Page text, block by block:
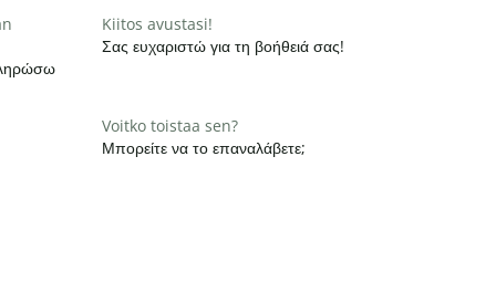
Kiitos avustasi!
Σας ευχαριστώ για τη βοήθειά σας!
Voitko toistaa sen?
Μπορείτε να το επαναλάβετε;